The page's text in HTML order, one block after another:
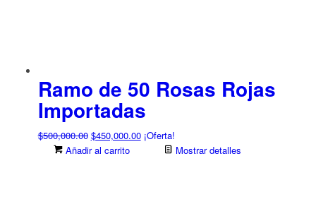
Ramo de 50 Rosas Rojas
Importadas
$500,000.00 El
precio
$450,000.00El¡Oferta!
Añadir al carrito
Mostrar detalles